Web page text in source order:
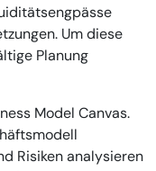
Um diese
Planung
Model Canvas.
Risiken analysieren